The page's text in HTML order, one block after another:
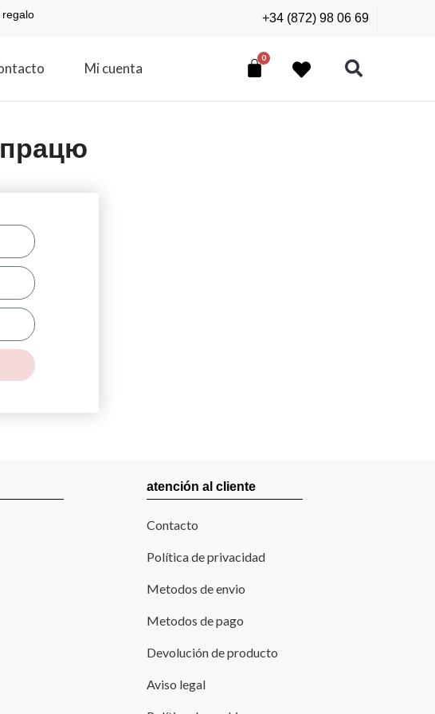
regalo +34 (872) 98 06 69
Mi cuenta
atención al cliente
Contacto
Política de privacidad
Metodos de envio
Metodos de pago
Devolución de producto
Aviso legal